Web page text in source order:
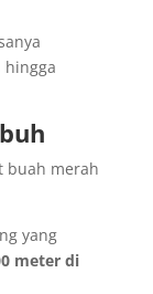
buah merah
yang
meter di